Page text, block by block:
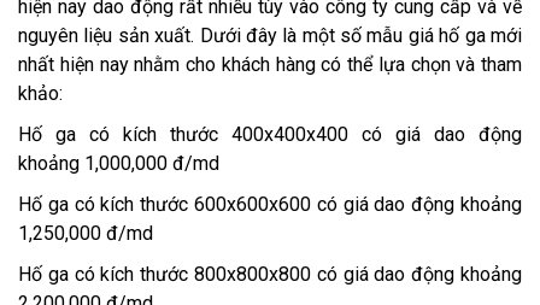
hiện nay dao động rất nhiều tùy vào công ty cung cấp và về
nguyên liệu sản xuất. Dưới đây là một số mẫu giá hố ga mới
nhất hiện nay nhằm cho khách hàng có thể lựa chọn và tham
khảo:
Hố ga có kích thước 400x400x400 có giá dao động
khoảng 1,000,000 đ/md
Hố ga có kích thước 600x600x600 có giá dao động khoảng
1,250,000 đ/md
Hố ga có kích thước 800x800x800 có giá dao động khoảng